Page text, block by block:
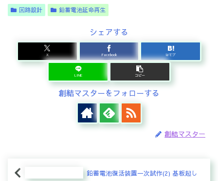
回路設計 鉛蓄電池延命再生
シェアする
X Facebook はてブ
LINE コピー
創結マスターをフォローする
創結マスター
鉛蓄電池復活装置一次試作(2) 基板起し